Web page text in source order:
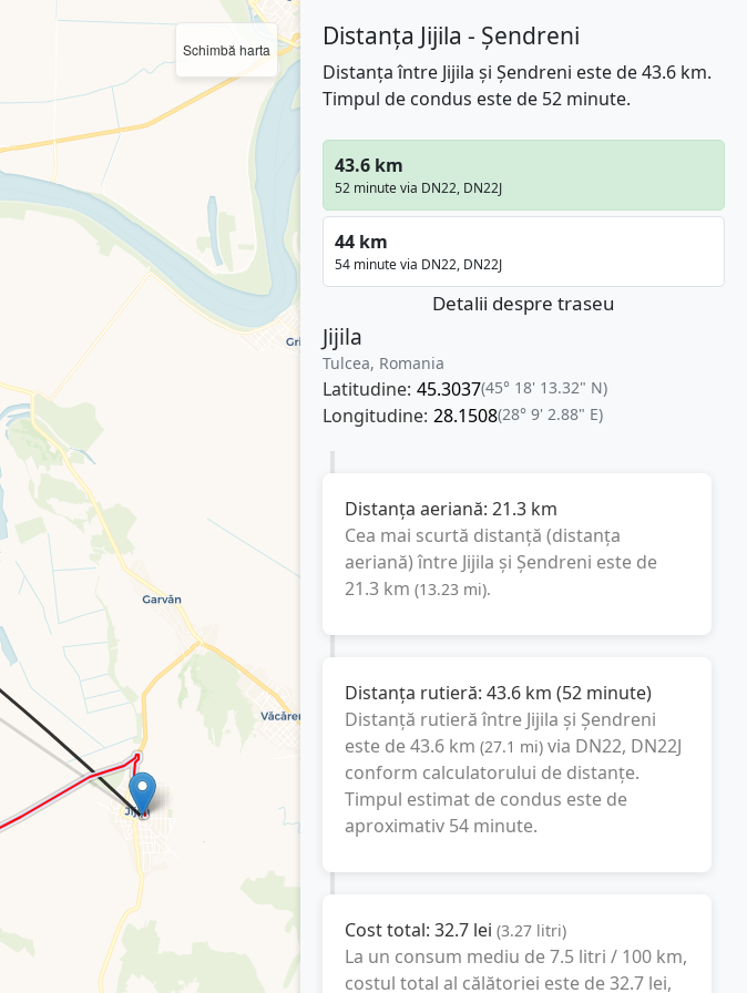
Schimbă harta Distanța Jijila - Șendreni
Distanța între Jijila și Șendreni este de 43.6 km.
Timpul de condus este de 52 minute.
43.6 km
52 minute via DN22, DN22J
44 km
54 minute via DN22, DN22J
Detalii despre traseu
Jijila
Tulcea, Romania
Latitudine: 45.3037(45° 18' 13.32" N)
Longitudine: 28.1508(28° 9' 2.88" E)
Distanța aeriană: 21.3 km
Cea mai scurtă distanță (distanța
aeriană) între Jijila și Șendreni este de
21.3 km (13.23 mi).
Distanța rutieră: 43.6 km (52 minute)
Distanță rutieră între Jijila și Șendreni
este de43.6 km (27.1 mi) via DN22, DN22J
conform calculatorului de distanțe.
Timpul estimat de condus este de
aproximativ 54 minute.
Cost total: 32.7 lei (3.27 litri)
La un consum mediu de7.5 litri / 100 km,
costul total al călătoriei este de32.7 lei,